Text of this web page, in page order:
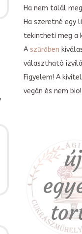
Ha nem talál
Ha szeretné
tekintheti meg a
A szűrőben
választható
Figyelem! A
vegán és nem